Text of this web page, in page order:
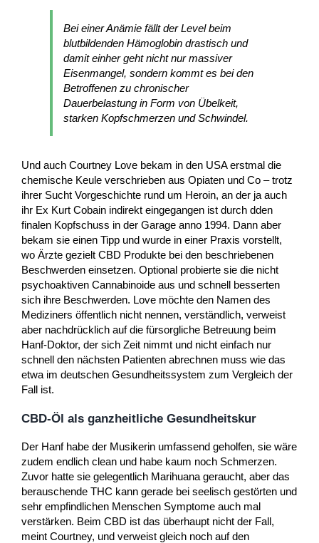
Bei einer Anämie fällt der Level beim
blutbildenden Hämoglobin drastisch und
damit einher geht nicht nur massiver
Eisenmangel, sondern kommt es bei den
Betroffenen zu chronischer
Dauerbelastung in Form von Übelkeit,
starken Kopfschmerzen und Schwindel.
Und auch Courtney Love bekam in den USA erstmal die
chemische Keule verschrieben aus Opiaten und Co – trotz
ihrer Sucht Vorgeschichte rund um Heroin, an der ja auch
ihr Ex Kurt Cobain indirekt eingegangen ist durch dden
finalen Kopfschuss in der Garage anno 1994. Dann aber
bekam sie einen Tipp und wurde in einer Praxis vorstellt,
wo Ärzte gezielt CBD Produkte bei den beschriebenen
Beschwerden einsetzen. Optional probierte sie die nicht
psychoaktiven Cannabinoide aus und schnell besserten
sich ihre Beschwerden. Love möchte den Namen des
Mediziners öffentlich nicht nennen, verständlich, verweist
aber nachdrücklich auf die fürsorgliche Betreuung beim
Hanf-Doktor, der sich Zeit nimmt und nicht einfach nur
schnell den nächsten Patienten abrechnen muss wie das
etwa im deutschen Gesundheitssystem zum Vergleich der
Fall ist.
CBD-Öl als ganzheitliche Gesundheitskur
Der Hanf habe der Musikerin umfassend geholfen, sie wäre
zudem endlich clean und habe kaum noch Schmerzen.
Zuvor hatte sie gelegentlich Marihuana geraucht, aber das
berauschende THC kann gerade bei seelisch gestörten und
sehr empfindlichen Menschen Symptome auch mal
verstärken. Beim CBD ist das überhaupt nicht der Fall,
meint Courtney, und verweist gleich noch auf den